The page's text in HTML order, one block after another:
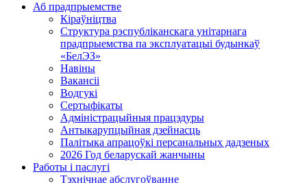
Аб прадпрыемстве
Кіраўніцтва
Структура рэспубліканскага унітарнага
прадпрыемства па эксплуатацыі будынкаў
«БелЭЗ»
Навіны
Вакансіі
Водгукі
Сертыфікаты
Адміністрацыйныя працэдуры
Антыкарупцыйная дзейнасць
Палітыка апрацоўкі персанальных дадзеных
2026 Год беларускай жанчыны
Работы і паслугі
Тэхнічнае абслугоўванне